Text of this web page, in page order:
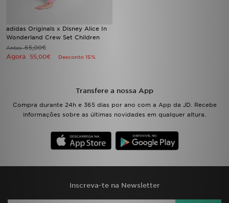
adidas Originals x Disney Alice In
Wonderland Crew Set Children
Antes65,00€
Agora 55,00€ Desconto 15%
Transfere a nossa App
Compra durante 24h e 365 dias por ano com a App da JD. Recebe
informações sobre as últimas novidades em qualquer altura.
Inscreva-te na Newsletter